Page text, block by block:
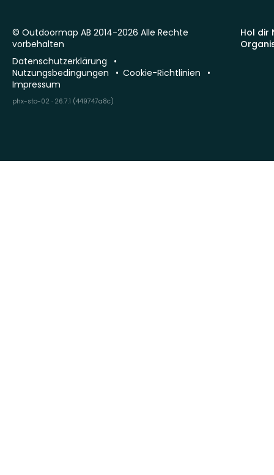
Hol dir
© Outdoormap AB 2014-2026 Alle Rechte
vorbehalten
Datenschutzerklärung
Nutzungsbedingungen
Cookie-Richtlinien
Impressum
phx-sto-02 · 26.7.1 (449747a8c)